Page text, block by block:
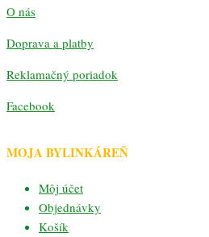
O nás
Doprava a platby
Reklamačný poriadok
Facebook
MOJA BYLINKÁREŇ
Môj účet
Objednávky
Košík